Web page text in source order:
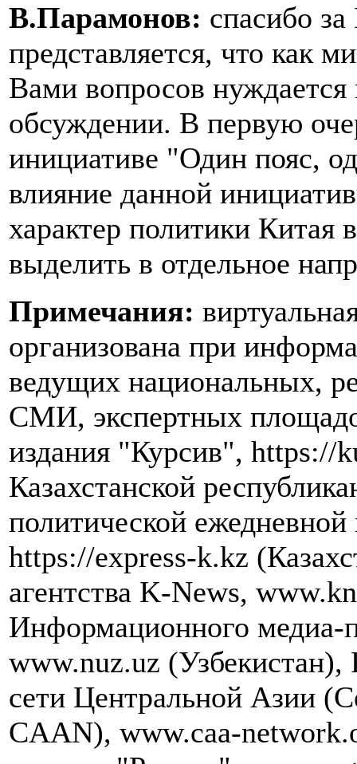
В.Парамонов: спасибо
представляется, что как
Вами вопросов
обсуждении. В первую
инициативе "Один пояс,
влияние данной
характер политики Китая
выделить в отдельное
Примечания:
организована при
ведущих национальных,
СМИ, экспертных
издания "Курсив", https://
Казахстанской
политической
https://express-k.kz
агентства K-News,
Информационного медиа-
www.nuz.uz (Узбекистан),
сети Центральной Азии
CAAN), www.caa-